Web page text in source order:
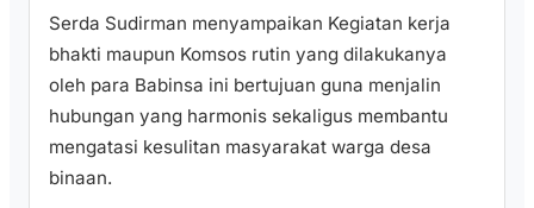
Serda Sudirman menyampaikan Kegiatan kerja
bhakti maupun Komsos rutin yang dilakukanya
oleh para Babinsa ini bertujuan guna menjalin
hubungan yang harmonis sekaligus membantu
mengatasi kesulitan masyarakat warga desa
binaan.